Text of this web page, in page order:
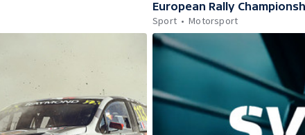
European Rally
Sport
Motorsport